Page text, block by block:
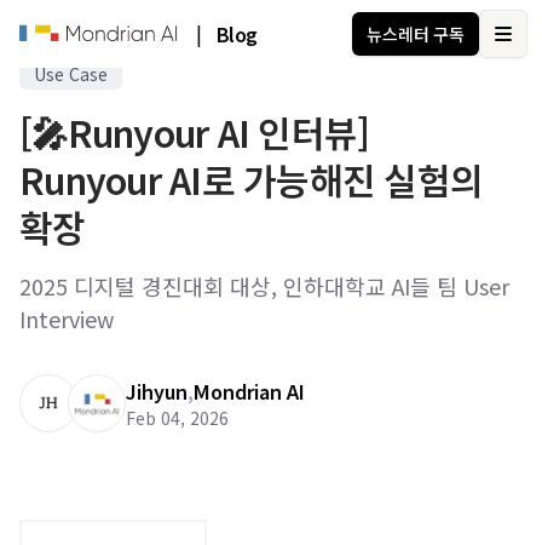
| Blog 뉴스레터 구독
Use Case
[🎤Runyour AI 인터뷰]
Runyour AI로 가능해진 실험의
확장
2025 디지털 경진대회 대상, 인하대학교 AI들 팀 User
Interview
Jihyun,Mondrian AI
Feb 04, 2026